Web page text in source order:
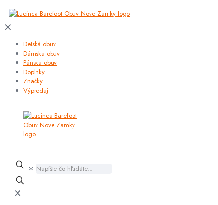
✕
Detská obuv
Dámska obuv
Pánska obuv
Doplnky
Značky
Výpredaj
✕
✕